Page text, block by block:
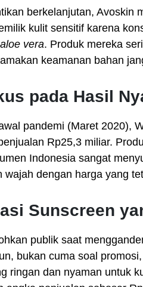
berkelanjutan, Avoskin
kulit sensitif karena
aloe vera. Produk mereka
keamanan bahan
pada Hasil
pandemi (Maret 2020),
Rp25,3 miliar.
Indonesia sangat
wajah dengan harga yang
Sunscreen
publik saat
bukan cuma soal
ringan dan nyaman untuk